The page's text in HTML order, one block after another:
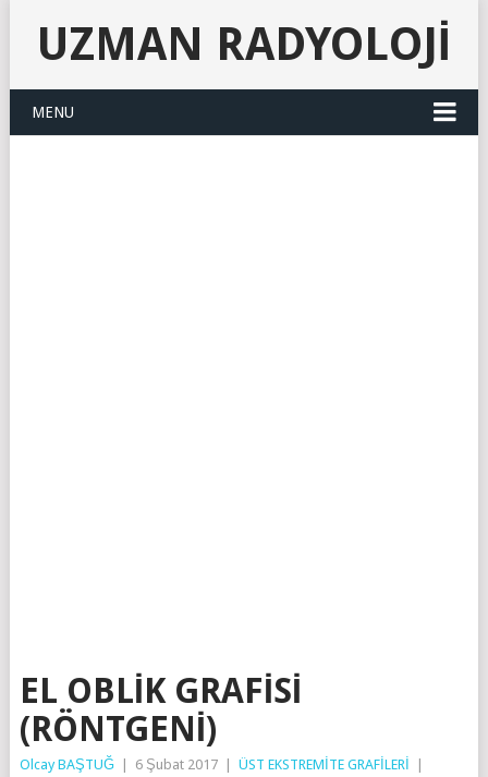
UZMAN RADYOLOJI
MENU
EL OBLIK GRAFISI
(RÖNTGENI)
Olcay BAŞTUĞ 6 Şubat 2017 ÜST EKSTREMİTE GRAFİLERİ